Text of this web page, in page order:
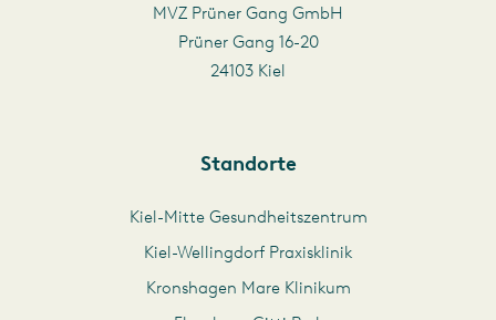
MVZ Prüner Gang GmbH
Prüner Gang 16-20
24103 Kiel
Standorte
Kiel-Mitte Gesundheitszentrum
Kiel-Wellingdorf Praxisklinik
Kronshagen Mare Klinikum